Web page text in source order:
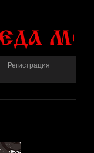
Регистрация